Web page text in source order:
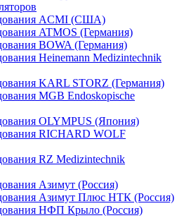
ACMI (США)
ATMOS (Германия)
BOWA (Германия)
Heinemann Medizintechnik
KARL STORZ (Германия)
MGB Endoskopische
OLYMPUS (Япония)
RICHARD WOLF
RZ Medizintechnik
Азимут (Россия)
Азимут Плюс НТК (Россия)
НФП Крыло (Россия)